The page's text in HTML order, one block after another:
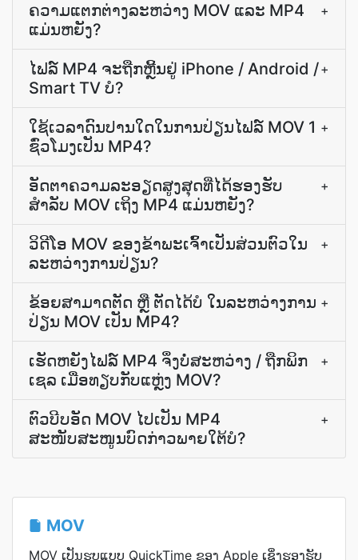
ຄວາມແຕກຕ່າງລະຫວ່າງ MOV ແລະ MP4
ແມ່ນຫຍັງ?
+
ໄຟລ໌ MP4 ຈະຖືກຫຼີ້ນຢູ່ iPhone / Android /
Smart TV ບໍ?
+
ໃຊ້ເວລາດົນປານໃດໃນການປ່ຽນໄຟລ໌ MOV 1
ຊົ່ວໂມງເປັນ MP4?
+
ອັດຕາ​ຄວາມ​ລະອຽດ​ສູງສຸດ​ທີ່​ໄດ້​ຮອງຮັບ​
ສຳລັບ MOV ເຖິງ MP4 ແມ່ນຫຍັງ?
+
ວິດີໂອ MOV ຂອງຂ້າພະເຈົ້າເປັນສ່ວນຕົວໃນ
ລະຫວ່າງການປ່ຽນ?
+
ຂ້ອຍສາມາດຕັດ ຫຼື ຕັດໄດ້ບໍ ໃນລະຫວ່າງການ
ປ່ຽນ MOV ເປັນ MP4?
+
ເຮັດ​ຫຍັງ​ໄຟລ໌ MP4 ຈຶ່ງ​ບໍ່​ສະຫວ່າງ / ຖືກ​ພິກ
ເຊລ ເມື່ອ​ທຽບ​ກັບ​ແຫຼ່ງ MOV?
+
ຕົວ​ບີບອັດ MOV ໄປ​ເປັນ MP4
ສະໜັບສະໜູນ​ບົດ​ກ່າວ​ພາຍ​ໃຕ້​ບໍ?
+
MOV
MOV ເປັນຮູບແບບ QuickTime ຂອງ Apple ເຊິ່ງຮອງຮັບ